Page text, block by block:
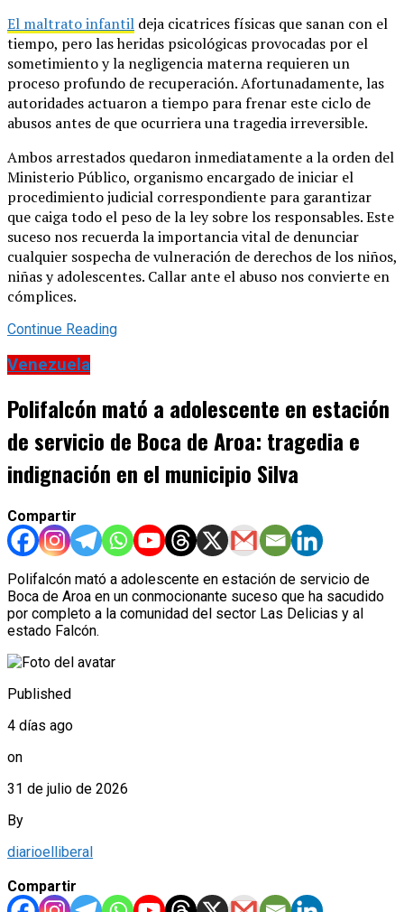
El maltrato infantil deja cicatrices físicas que sanan con el
tiempo, pero las heridas psicológicas provocadas por el
sometimiento y la negligencia materna requieren un
proceso profundo de recuperación. Afortunadamente, las
autoridades actuaron a tiempo para frenar este ciclo de
abusos antes de que ocurriera una tragedia irreversible.
Ambos arrestados quedaron inmediatamente a la orden del
Ministerio Público, organismo encargado de iniciar el
procedimiento judicial correspondiente para garantizar
que caiga todo el peso de la ley sobre los responsables. Este
suceso nos recuerda la importancia vital de denunciar
cualquier sospecha de vulneración de derechos de los niños,
niñas y adolescentes. Callar ante el abuso nos convierte en
cómplices.
Continue Reading
Venezuela
Polifalcón mató a adolescente en estación
de servicio de Boca de Aroa: tragedia e
indignación en el municipio Silva
Compartir
Polifalcón mató a adolescente en estación de servicio de
Boca de Aroa en un conmocionante suceso que ha sacudido
por completo a la comunidad del sector Las Delicias y al
estado Falcón.
Published
4 días ago
on
31 de julio de 2026
By
diarioelliberal
Compartir